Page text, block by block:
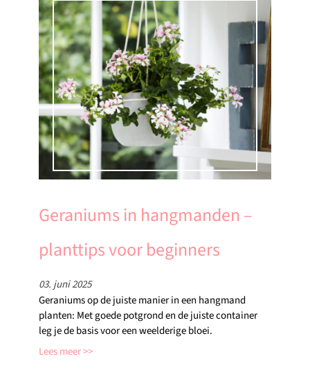
Geraniums in hangmanden –
planttips voor beginners
03. juni 2025
Geraniums op de juiste manier in een hangmand
planten: Met goede potgrond en de juiste container
leg je de basis voor een weelderige bloei.
Lees meer